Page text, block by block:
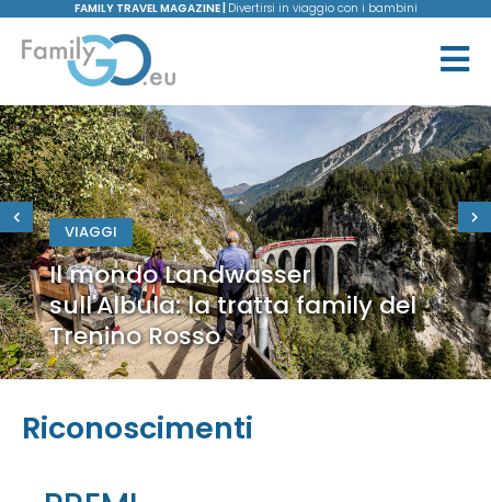
FAMILY TRAVEL MAGAZINE | Divertirsi in viaggio con i bambini
VIAGGI
Il mondo Landwasser
sull'Albula: la tratta family del
Trenino Rosso
Riconoscimenti